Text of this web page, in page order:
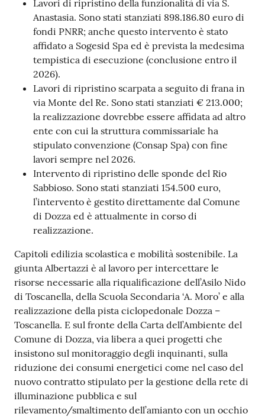
Lavori di ripristino della funzionalità di via S.
Anastasia. Sono stati stanziati 898.186.80 euro di
fondi PNRR; anche questo intervento è stato
affidato a Sogesid Spa ed è prevista la medesima
tempistica di esecuzione (conclusione entro il
2026).
Lavori di ripristino scarpata a seguito di frana in
via Monte del Re. Sono stati stanziati € 213.000;
la realizzazione dovrebbe essere affidata ad altro
ente con cui la struttura commissariale ha
stipulato convenzione (Consap Spa) con fine
lavori sempre nel 2026.
Intervento di ripristino delle sponde del Rio
Sabbioso. Sono stati stanziati 154.500 euro,
l’intervento è gestito direttamente dal Comune
di Dozza ed è attualmente in corso di
realizzazione.
Capitoli edilizia scolastica e mobilità sostenibile. La
giunta Albertazzi è al lavoro per intercettare le
risorse necessarie alla riqualificazione dell’Asilo Nido
di Toscanella, della Scuola Secondaria ‘A. Moro’ e alla
realizzazione della pista ciclopedonale Dozza –
Toscanella. E sul fronte della Carta dell’Ambiente del
Comune di Dozza, via libera a quei progetti che
insistono sul monitoraggio degli inquinanti, sulla
riduzione dei consumi energetici come nel caso del
nuovo contratto stipulato per la gestione della rete di
illuminazione pubblica e sul
rilevamento/smaltimento dell’amianto con un occhio